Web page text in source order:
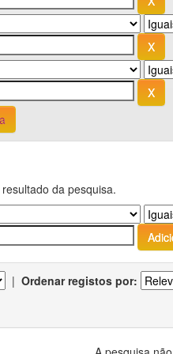
da pesquisa.
| Ordenar registos por: